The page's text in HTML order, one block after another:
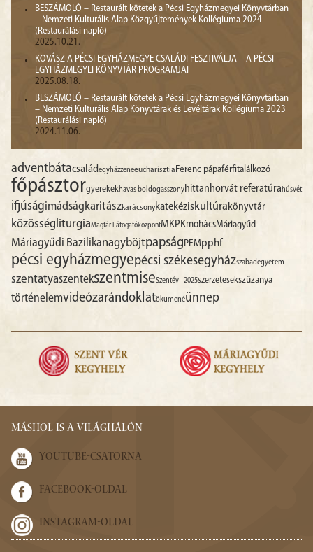
BESZÁMOLÓ – Restaurált kötetek a Pécsi Egyházmegyei Könyvtárban
– Nemzeti Kulturális Alap Közgyűjtemények Kollégiuma 2024
(Restaurálási napló)
2025.10.21.
KOVÁSZ A PÉCSI EGYHÁZMEGYE CSALÁDI FESZTIVÁLJA – A PÉCSI
EGYHÁZMEGYEI KÖNYVTÁR PROGRAMJAI
2025.08.18.
BESZÁMOLÓ – Restaurált kötetek a Pécsi Egyházmegyei Könyvtárban
– Nemzeti Kulturális Alap Könyvtárak és Levéltárak Kollégiuma 2023
(Restaurálási napló)
2024.11.06.
adventbátacsaládegyházzeneeucharisztia Ferenc pápaférfitalálkozó
főpásztorgyerekekhavas boldogasszonyhittanhorvát referatúrahúsvét
ifjúságimádságkaritászkarácsonykatekéziskultúra könyvtár
közösség liturgiaMagtár LátogatóközpontMKPKmohácsMáriagyűd
Máriagyűdi BazilikanagyböjtpapságPEMpphf
pécsi egyházmegyepécsi székesegyházszabadegyetem
szentatyaszentekszentmiseSzentév - 2025szerzetesekszűzanya
történelemvideózarándoklatökumenéünnep
MÁSHOL IS A VILÁGHÁLÓN
YOUTUBE-CSATORNA
FACEBOOK-OLDAL
INSTAGRAM-OLDAL